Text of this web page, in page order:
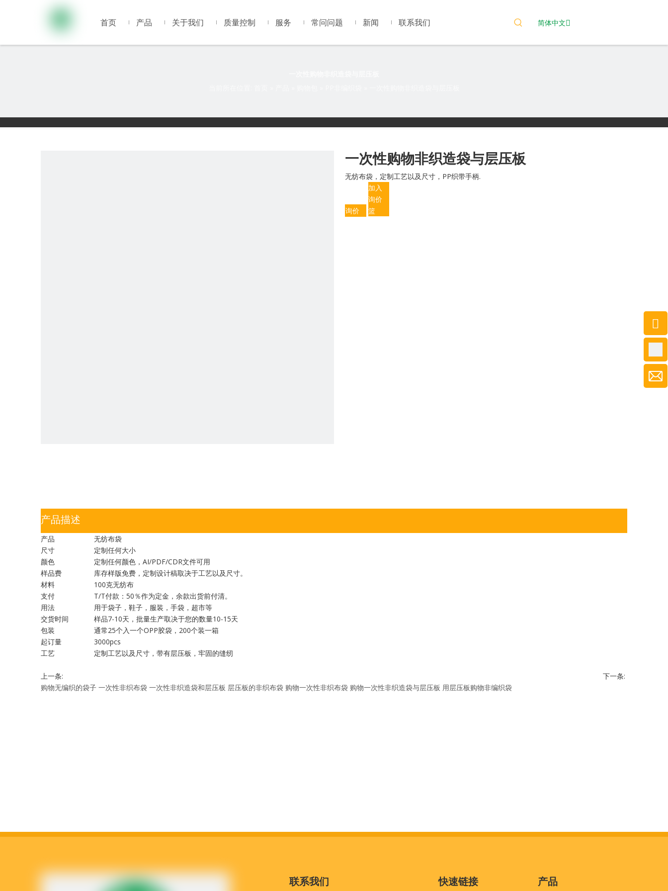
首页 产品 关于我们 质量控制 服务 常问问题 新闻 联系我们 简体中文
一次性购物非织造袋与层压板
无纺布袋，定制工艺以及尺寸，PP织带手柄.
询价
加入
询价
篮
产品描述
产品
无纺布袋
尺寸
定制任何大小
颜色
定制任何颜色，AI/PDF/CDR文件可用
样品费
库存样版免费，定制设计稿取决于工艺以及尺寸。
材料
100克无纺布
支付
T/T付款：50％作为定金，余款出货前付清。
用法
用于袋子，鞋子，服装，手袋，超市等
交货时间
样品7-10天，批量生产取决于您的数量10-15天
包装
通常25个入一个OPP胶袋，200个装一箱
起订量
3000pcs
工艺
定制工艺以及尺寸，带有层压板，牢固的缝纫
上一条:
下一条:
购物无编织的袋子 一次性非织布袋 一次性非织造袋和层压板 层压板的非织布袋 购物一次性非织布袋 购物一次性非织造袋与层压板 用层压板购物非编织袋
联系我们 快速链接 产品